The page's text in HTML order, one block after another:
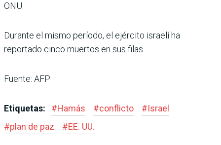
ONU.
Durante el mismo período, el ejército israelí ha
reportado cinco muertos en sus filas.
Fuente: AFP
Etiquetas: #Hamás #conflicto #Israel
#plan de paz #EE. UU.